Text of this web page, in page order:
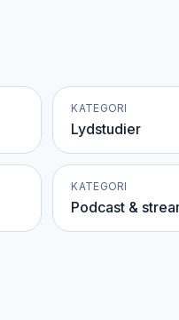
KATEGORI
Lydstudier
KATEGORI
Podcast &